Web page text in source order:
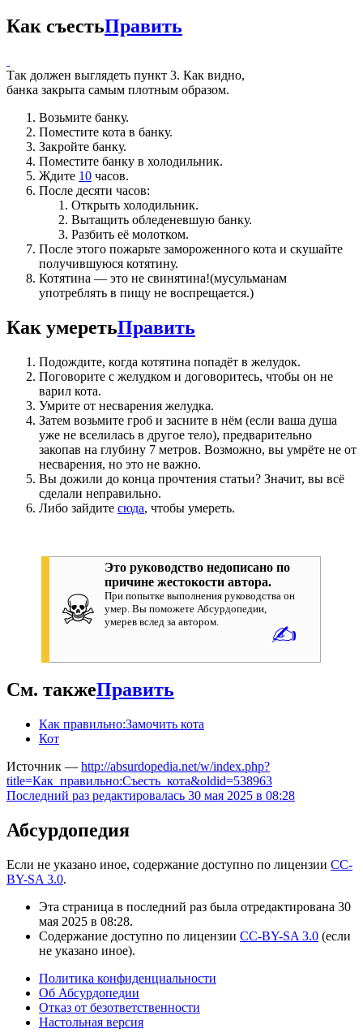
Как съестьПравить
Так должен выглядеть пункт 3. Как видно,
банка закрыта самым плотным образом.
Возьмите банку.
Поместите кота в банку.
Закройте банку.
Поместите банку в холодильник.
Ждите 10 часов.
После десяти часов:
Открыть холодильник.
Вытащить обледеневшую банку.
Разбить её молотком.
После этого пожарьте замороженного кота и скушайте
получившуюся котятину.
Котятина — это не свинятина!(мусульманам
употреблять в пищу не воспрещается.)
Как умеретьПравить
Подождите, когда котятина попадёт в желудок.
Поговорите с желудком и договоритесь, чтобы он не
варил кота.
Умрите от несварения желудка.
Затем возьмите гроб и засните в нём (если ваша душа
уже не вселилась в другое тело), предварительно
закопав на глубину 7 метров. Возможно, вы умрёте не от
несварения, но это не важно.
Вы дожили до конца прочтения статьи? Значит, вы всё
сделали неправильно.
Либо зайдите сюда, чтобы умереть.
☠
Это руководство недописано по
причине жестокости автора.
При попытке выполнения руководства он
умер. Вы поможете Абсурдопедии,
умерев вслед за автором.
✍
См. такжеПравить
Как правильно:Замочить кота
Кот
Источник — http://absurdopedia.net/w/index.php?
title=Как_правильно:Съесть_кота&oldid=538963
Последний раз редактировалась 30 мая 2025 в 08:28
Абсурдопедия
Если не указано иное, содержание доступно по лицензии CC-
BY-SA 3.0.
Эта страница в последний раз была отредактирована 30
мая 2025 в 08:28.
Содержание доступно по лицензии CC-BY-SA 3.0 (если
не указано иное).
Политика конфиденциальности
Об Абсурдопедии
Отказ от безответственности
Настольная версия